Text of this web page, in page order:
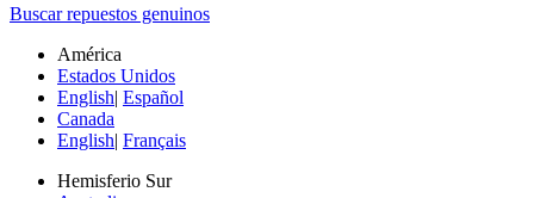
Buscar repuestos genuinos
América
Estados Unidos
English| Español
Canada
English| Français
Hemisferio Sur